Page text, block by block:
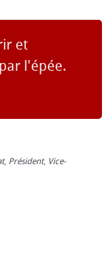
et
l'épée.
, Président, Vice-